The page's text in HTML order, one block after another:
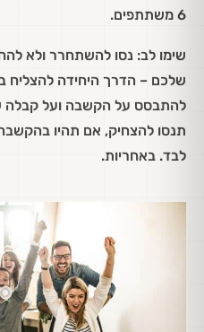
6 משתתפים.
שימו לב: נסו להשתחרר ולא
שלכם – הדרך היחידה להצליח
להתבסס על הקשבה ועל קבלה
תנסו להצחיק, אם תהיו
לבד. באחריות.